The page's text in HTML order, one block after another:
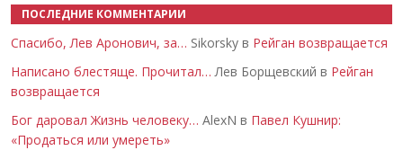
ПОСЛЕДНИЕ КОММЕНТАРИИ
Спасибо, Лев Аронович, за… Sikorsky в Рейган возвращается
Написано блестяще. Прочитал… Лев Борщевский в Рейган
возвращается
Бог даровал Жизнь человеку… AlexN в Павел Кушнир:
«Продаться или умереть»